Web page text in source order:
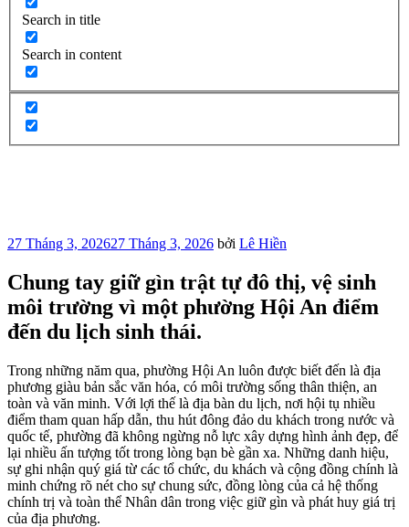
Search in title
Search in content
Đăng
27 Tháng 3, 202627 Tháng 3, 2026 bởi Lê Hiền
Chung tay giữ gìn trật tự đô thị, vệ sinh
môi trường vì một phường Hội An điểm
đến du lịch sinh thái.
Trong những năm qua, phường Hội An luôn được biết đến là địa
phương giàu bản sắc văn hóa, có môi trường sống thân thiện, an
toàn và văn minh. Với lợi thế là địa bàn du lịch, nơi hội tụ nhiều
điểm tham quan hấp dẫn, thu hút đông đảo du khách trong nước và
quốc tế, phường đã không ngừng nỗ lực xây dựng hình ảnh đẹp, để
lại nhiều ấn tượng tốt trong lòng bạn bè gần xa. Những danh hiệu,
sự ghi nhận quý giá từ các tổ chức, du khách và cộng đồng chính là
minh chứng rõ nét cho sự chung sức, đồng lòng của cả hệ thống
chính trị và toàn thể Nhân dân trong việc giữ gìn và phát huy giá trị
của địa phương.